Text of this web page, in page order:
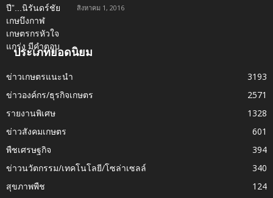
สิงหาคม 1, 2016
ประเภทยอดนิยม
ข่าวเกษตรแนะนำ
3193
ข่าวองค์กร/ธุรกิจเกษตร
2571
รายงานพิเศษ
1328
ข่าวสังคมเกษตร
601
พืชเศรษฐกิจ
394
ข่าวนวัตกรรม/เทคโนโลยี/โซล่าเซลล์
340
สุขภาพพืช
124